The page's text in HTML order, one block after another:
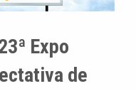
Expo
de